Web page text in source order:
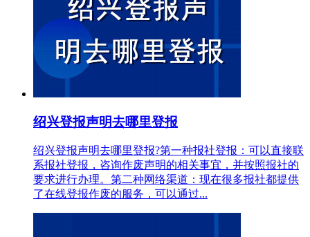
绍兴登报声明去哪里登报
绍兴登报声明去哪里登报?第一种报社登报：可以直接联
系报社登报，咨询作废声明的相关事宜，并按照报社的
要求进行办理。第二种网络渠道：现在很多报社都提供
了在线登报作废的服务，可以通过...